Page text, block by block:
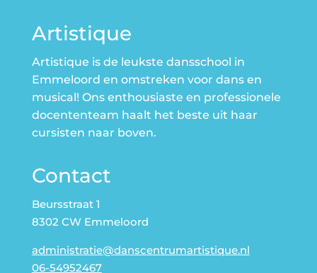
Artistique
Artistique is de leukste dansschool in
Emmeloord en omstreken voor dans en
musical! Ons enthousiaste en professionele
docententeam haalt het beste uit haar
cursisten naar boven.
Contact
Beursstraat 1
8302 CW Emmeloord
administratie@danscentrumartistique.nl
06-54952467